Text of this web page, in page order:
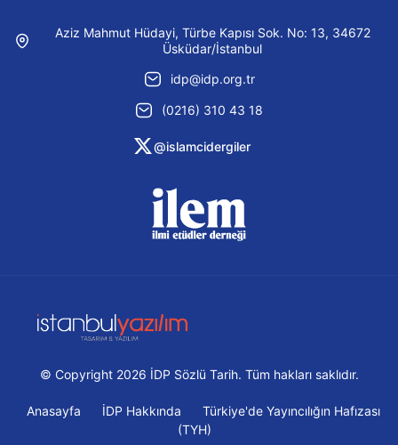
Aziz Mahmut Hüdayi, Türbe Kapısı Sok. No: 13, 34672
Üsküdar/İstanbul
idp@idp.org.tr
(0216) 310 43 18
@islamcidergiler
© Copyright 2026 İDP Sözlü Tarih. Tüm hakları saklıdır.
Anasayfa İDP Hakkında
Türkiye'de Yayıncılığın Hafızası
(TYH)